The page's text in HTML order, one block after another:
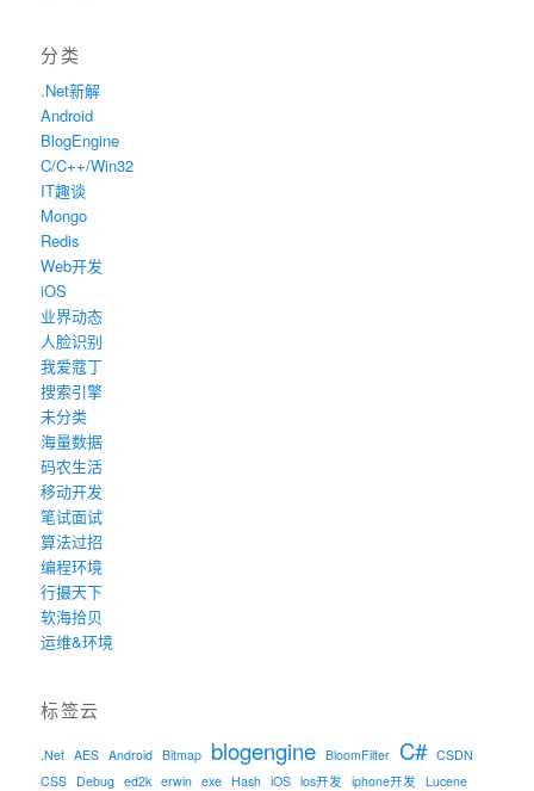
分类
.Net新解
Android
BlogEngine
C/C++/Win32
IT趣谈
Mongo
Redis
Web开发
iOS
业界动态
人脸识别
我爱蔻丁
搜索引擎
未分类
海量数据
码农生活
移动开发
笔试面试
算法过招
编程环境
行摄天下
软海拾贝
运维&环境
标签云
.Net AES Android Bitmap blogengine BloomFilter C# CSDN
CSS Debug ed2k erwin exe Hash iOS ios开发 iphone开发
Lucene